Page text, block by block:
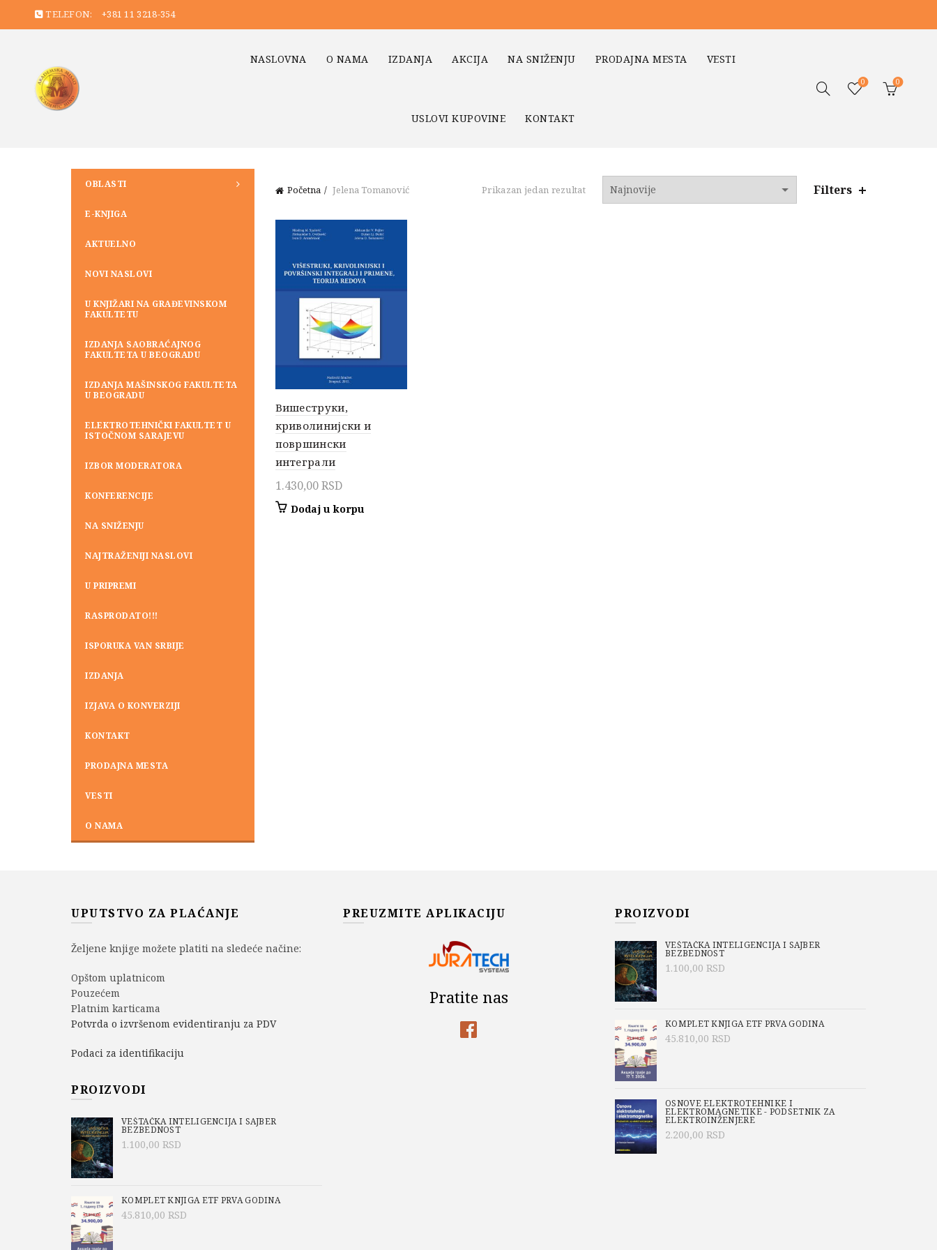
TELEFON: +381 11 3218-354
NASLOVNA O NAMA IZDANJA AKCIJA NA SNIŽENJU PRODAJNA MESTA VESTI
USLOVI KUPOVINE KONTAKT
0 0
Početna Jelena Tomanović Prikazan jedan rezultat Filters
Вишеструки,
криволинијски и
површински
интеграли
1.430,00RSD
Dodaj u korpu
OBLASTI
E-KNJIGA
AKTUELNO
NOVI NASLOVI
U KNJIŽARI NA GRAĐEVINSKOM
FAKULTETU
IZDANJA SAOBRAĆAJNOG
FAKULTETA U BEOGRADU
IZDANJA MAŠINSKOG FAKULTETA
U BEOGRADU
ELEKTROTEHNIČKI FAKULTET U
ISTOČNOM SARAJEVU
IZBOR MODERATORA
KONFERENCIJE
NA SNIŽENJU
NAJTRAŽENIJI NASLOVI
U PRIPREMI
RASPRODATO!!!
ISPORUKA VAN SRBIJE
IZDANJA
IZJAVA O KONVERZIJI
KONTAKT
PRODAJNA MESTA
VESTI
O NAMA
UPUTSTVO ZA PLAĆANJE
Željene knjige možete platiti na sledeće načine:
Opštom uplatnicom
Pouzećem
Platnim karticama
Potvrda o izvršenom evidentiranju za PDV
Podaci za identifikaciju
PROIZVODI
VEŠTAČKA INTELIGENCIJA I SAJBER
BEZBEDNOST
1.100,00 RSD
KOMPLET KNJIGA ETF PRVA GODINA
45.810,00 RSD
PREUZMITE APLIKACIJU
Pratite nas
PROIZVODI
VEŠTAČKA INTELIGENCIJA I SAJBER
BEZBEDNOST
1.100,00 RSD
KOMPLET KNJIGA ETF PRVA GODINA
45.810,00 RSD
OSNOVE ELEKTROTEHNIKE I
ELEKTROMAGNETIKE - PODSETNIK ZA
ELEKTROINŽENJERE
2.200,00 RSD